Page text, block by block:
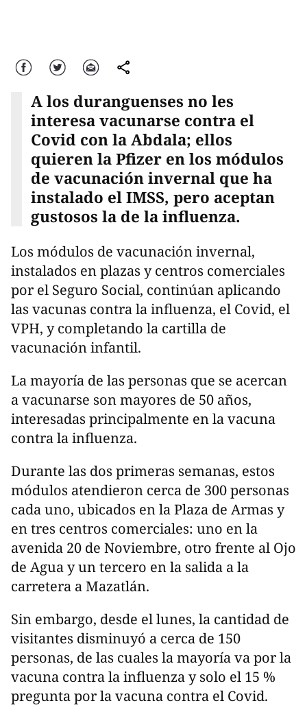
Facebook Twitter Correo comparte
A los duranguenses no les
interesa vacunarse contra el
Covid con la Abdala; ellos
quieren la Pfizer en los módulos
de vacunación invernal que ha
instalado el IMSS, pero aceptan
gustosos la de la influenza.
Los módulos de vacunación invernal,
instalados en plazas y centros comerciales
por el Seguro Social, continúan aplicando
las vacunas contra la influenza, el Covid, el
VPH, y completando la cartilla de
vacunación infantil.
La mayoría de las personas que se acercan
a vacunarse son mayores de 50 años,
interesadas principalmente en la vacuna
contra la influenza.
Durante las dos primeras semanas, estos
módulos atendieron cerca de 300 personas
cada uno, ubicados en la Plaza de Armas y
en tres centros comerciales: uno en la
avenida 20 de Noviembre, otro frente al Ojo
de Agua y un tercero en la salida a la
carretera a Mazatlán.
Sin embargo, desde el lunes, la cantidad de
visitantes disminuyó a cerca de 150
personas, de las cuales la mayoría va por la
vacuna contra la influenza y solo el 15 %
pregunta por la vacuna contra el Covid.